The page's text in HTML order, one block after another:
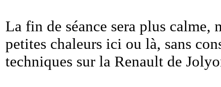
La fin de séance sera plus calme,
petites chaleurs ici ou là, sans
techniques sur la Renault de